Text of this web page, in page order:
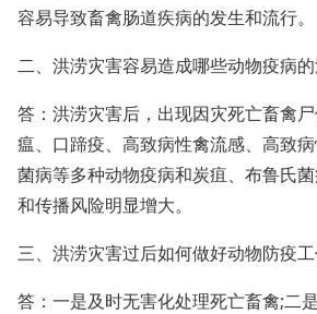
容易导致畜禽肠道疾病的发生和流行。
二、洪涝灾害容易造成哪些动物疫病
答：洪涝灾害后，出现因灾死亡畜禽
瘟、口蹄疫、高致病性禽流感、高致
菌病等多种动物疫病和炭疽、布鲁氏
和传播风险明显增大。
三、洪涝灾害过后如何做好动物防疫
答：一是及时无害化处理死亡畜禽;二